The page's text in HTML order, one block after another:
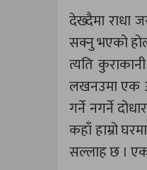
देख्दैमा राधा
सक्नु भएको
त्यति
लखनउमा एक
गर्ने नगर्ने
कहाँ हाम्रो
सल्लाह छ ।